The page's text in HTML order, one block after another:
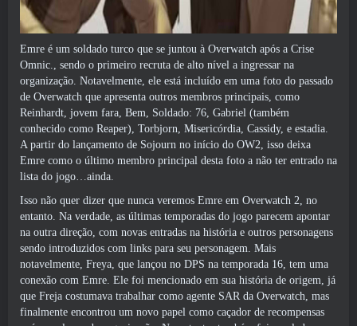
Emre é um soldado turco que se juntou à Overwatch após a Crise
Omnic., sendo o primeiro recruta de alto nível a ingressar na
organização. Notavelmente, ele está incluído em uma foto do passado
de Overwatch que apresenta outros membros principais, como
Reinhardt, jovem fara, Bem, Soldado: 76, Gabriel (também
conhecido como Reaper), Torbjorn, Misericórdia, Cassidy, e estadia.
A partir do lançamento de Sojourn no início do OW2, isso deixa
Emre como o último membro principal desta foto a não ter entrado na
lista do jogo…ainda.
Isso não quer dizer que nunca veremos Emre em Overwatch 2, no
entanto. Na verdade, as últimas temporadas do jogo parecem apontar
na outra direção, com novas entradas na história e outros personagens
sendo introduzidos com links para seu personagem. Mais
notavelmente, Freya, que lançou no DPS na temporada 16, tem uma
conexão com Emre. Ele foi mencionado em sua história de origem, já
que Freja costumava trabalhar como agente SAR da Overwatch, mas
finalmente encontrou um novo papel como caçador de recompensas